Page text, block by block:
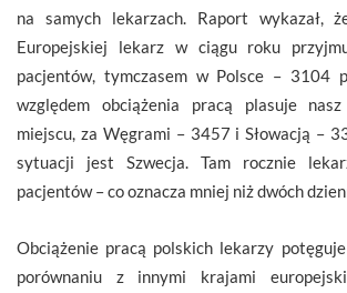
na samych lekarzach. Raport wykazał,
Europejskiej lekarz w ciągu roku
pacjentów, tymczasem w Polsce – 3104
względem obciążenia pracą plasuje
miejscu, za Węgrami – 3457 i Słowacją –
sytuacji jest Szwecja. Tam rocznie
pacjentów – co oznacza mniej niż dwóch
Obciążenie pracą polskich lekarzy
porównaniu z innymi krajami